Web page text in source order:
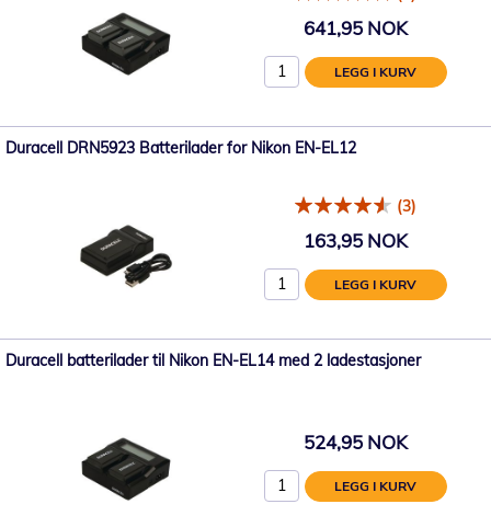
641,95 NOK
LEGG I KURV
Duracell DRN5923 Batterilader for Nikon EN-EL12
(3)
163,95 NOK
LEGG I KURV
Duracell batterilader til Nikon EN-EL14 med 2 ladestasjoner
524,95 NOK
LEGG I KURV